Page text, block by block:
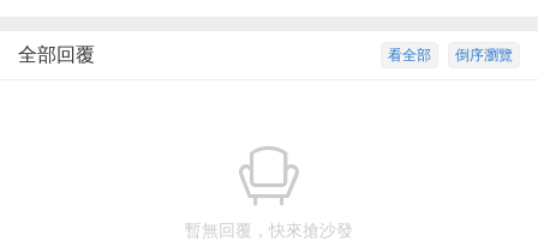
倒序瀏覽
看全部
全部回覆
暫無回覆，快來搶沙發